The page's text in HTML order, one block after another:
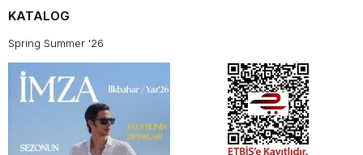
KATALOG
Spring Summer '26